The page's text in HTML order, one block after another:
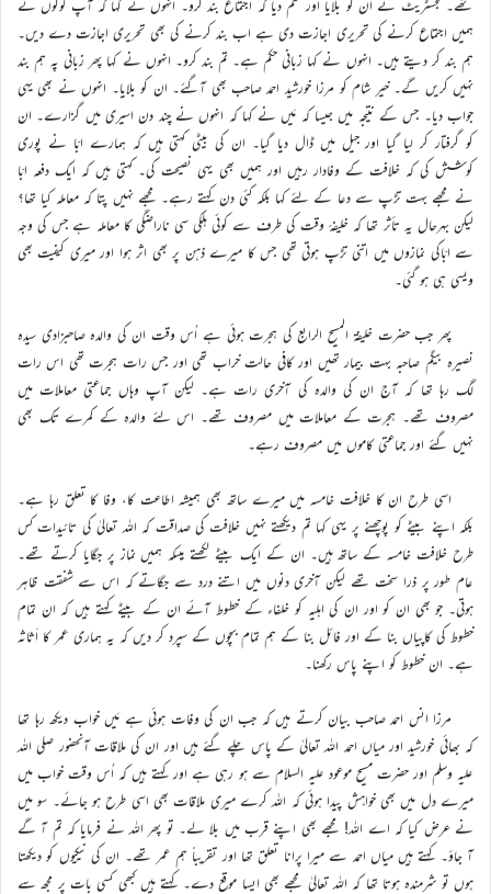
تھے۔ مجسٹریٹ نے ان کو بلایا اور حکم دیا کہ اجتماع بند کرو۔ انہوں نے کہا کہ آپ لوگوں نے
ہمیں اجتماع کرنے کی تحریری اجازت دی ہے اب بند کرنے کی بھی تحریری اجازت دے دیں۔
ہم بند کر دیتے ہیں۔ انہوں نے کہا زبانی حکم ہے۔ تم بند کرو۔ انہوں نے کہا پھر زبانی پہ ہم بند
نہیں کریں گے۔ خیر شام کو مرزا خورشید احمد صاحب بھی آگئے۔ ان کو بلایا۔ انہوں نے بھی یہی
جواب دیا۔ جس کے نتیجہ میں جیسا کہ مَیں نے کہا کہ انہوں نے چند دن اسیری میں گزارے۔ ان
کو گرفتار کر لیا گیا اور جیل میں ڈال دیا گیا۔ ان کی بیٹی کہتی ہیں کہ ہمارے ابّا نے پوری
کوشش کی کہ خلافت کے وفادار رہیں اور ہمیں بھی یہی نصیحت کی۔ کہتی ہیں کہ ایک دفعہ ابّا
نے مجھے بہت تڑپ سے دعا کے لئے کہا بلکہ کئی دن کہتے رہے۔ مجھے نہیں پتا کہ معاملہ کیا تھا؟
لیکن بہرحال یہ تأثر تھا کہ خلیفۂ وقت کی طرف سے کوئی ہلکی سی ناراضگی کا معاملہ ہے جس کی وجہ
سے ابّاکی نمازوں میں اتنی تڑپ ہوتی تھی جس کا میرے ذہن پر بھی اثر ہوا اور میری کیفیت بھی
ویسی ہی ہو گئی۔
پھر جب حضرت خلیفۃ المسیح الرابع کی ہجرت ہوئی ہے اُس وقت ان کی والدہ صاحبزادی سیدہ
نصیرہ بیگم صاحبہ بہت بیمار تھیں اور کافی حالت خراب تھی اور جس رات ہجرت تھی اس رات
لگ رہا تھا کہ آج ان کی والدہ کی آخری رات ہے۔ لیکن آپ وہاں جماعتی معاملات میں
مصروف تھے۔ ہجرت کے معاملات میں مصروف تھے۔ اس لئے والدہ کے کمرے تک بھی
نہیں گئے اور جماعتی کاموں میں مصروف رہے۔
اسی طرح ان کا خلافت خامسہ میں میرے ساتھ بھی ہمیشہ اطاعت کا، وفا کا تعلق رہا ہے۔
بلکہ اپنے بیٹے کو پوچھنے پر یہی کہا تم دیکھتے نہیں خلافت کی صداقت کہ اللہ تعالیٰ کی تائیدات کس
طرح خلافت خامسہ کے ساتھ ہیں۔ ان کے ایک بیٹے لکھتے ہیںکہ ہمیں نماز پر جگایا کرتے تھے۔
عام طور پر ذرا سخت تھے لیکن آخری دنوں میں اتنے درد سے جگاتے کہ اس سے شفقت ظاہر
ہوتی۔ جو بھی ان کو اور ان کی اہلیہ کو خلفاء کے خطوط آئے ان کے بیٹے کہتے ہیں کہ ان تمام
خطوط کی کاپیاں بنا کے اور فائل بنا کے ہم تمام بچوں کے سپرد کر دیں کہ یہ ہماری عمر کا اَثاثہ
ہے۔ ان خطوط کو اپنے پاس رکھنا۔
مرزا انس احمد صاحب بیان کرتے ہیں کہ جب ان کی وفات ہوئی ہے مَیں خواب دیکھ رہا تھا
کہ بھائی خورشید اور میاں احمد اللہ تعالیٰ کے پاس چلے گئے ہیں اور ان کی ملاقات آنحضور صلی اللہ
علیہ وسلم اور حضرت مسیح موعود علیہ السلام سے ہو رہی ہے اور کہتے ہیں کہ اُس وقت خواب میں
میرے دل میں بھی خواہش پیدا ہوئی کہ اللہ کرے میری ملاقات بھی اسی طرح ہو جائے۔ سو میں
نے عرض کیا کہ اے اللہ! مجھے بھی اپنے قرب میں بلا لے۔ تو پھر اللہ نے فرمایا کہ تم آ گے
آ جاؤ۔ کہتے ہیں میاں احمد سے میرا پرانا تعلق تھا اور تقریباً ہم عمر تھے۔ ان کی نیکیوں کو دیکھتا
ہوں تو شرمندہ ہوتا تھا کہ اللہ تعالیٰ مجھے بھی ایسا موقع دے۔ کہتے ہیں کبھی کسی بات پر مجھ سے